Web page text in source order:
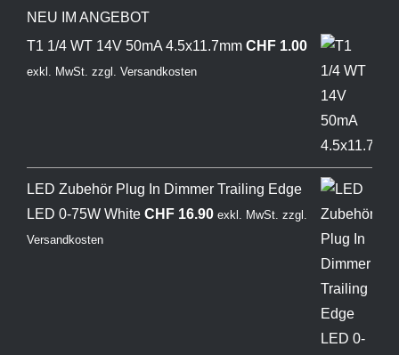
NEU IM ANGEBOT
T1 1/4 WT 14V 50mA 4.5x11.7mm CHF1.00
exkl. MwSt. zzgl. Versandkosten
LED Zubehör Plug In Dimmer Trailing Edge
LED 0-75W White CHF16.90 exkl. MwSt. zzgl.
Versandkosten